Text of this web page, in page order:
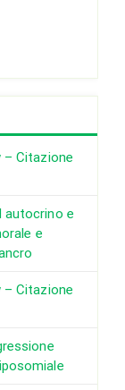
Citazione
autocrino e
e
Citazione